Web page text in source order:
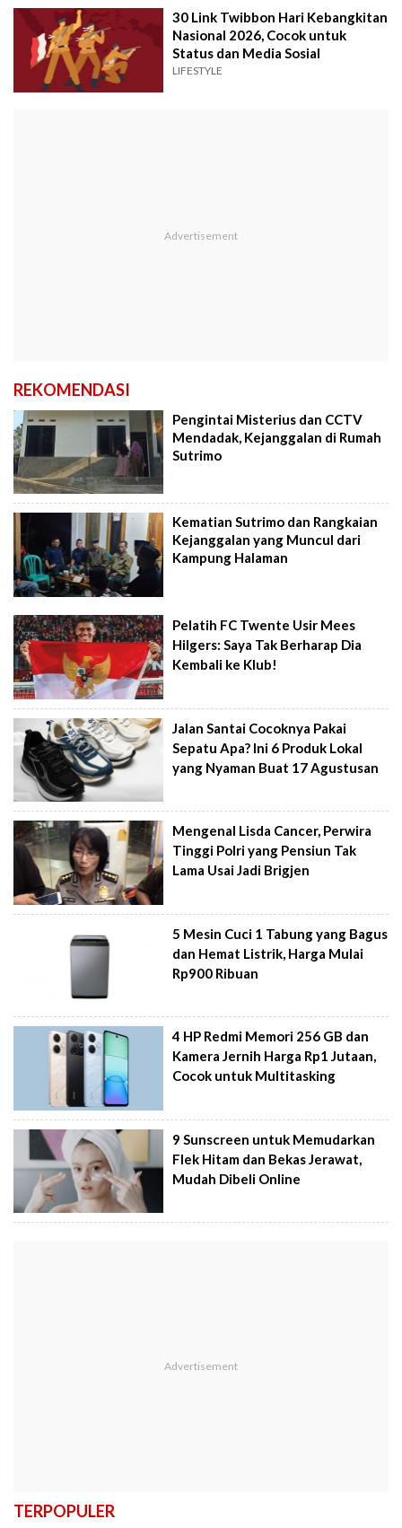
30 Link Twibbon Hari Kebangkitan
Nasional 2026, Cocok untuk
Status dan Media Sosial
LIFESTYLE
REKOMENDASI
Pengintai Misterius dan CCTV
Mendadak, Kejanggalan di Rumah
Sutrimo
Kematian Sutrimo dan Rangkaian
Kejanggalan yang Muncul dari
Kampung Halaman
Pelatih FC Twente Usir Mees
Hilgers: Saya Tak Berharap Dia
Kembali ke Klub!
Jalan Santai Cocoknya Pakai
Sepatu Apa? Ini 6 Produk Lokal
yang Nyaman Buat 17 Agustusan
Mengenal Lisda Cancer, Perwira
Tinggi Polri yang Pensiun Tak
Lama Usai Jadi Brigjen
5 Mesin Cuci 1 Tabung yang Bagus
dan Hemat Listrik, Harga Mulai
Rp900 Ribuan
4 HP Redmi Memori 256 GB dan
Kamera Jernih Harga Rp1 Jutaan,
Cocok untuk Multitasking
9 Sunscreen untuk Memudarkan
Flek Hitam dan Bekas Jerawat,
Mudah Dibeli Online
TERPOPULER